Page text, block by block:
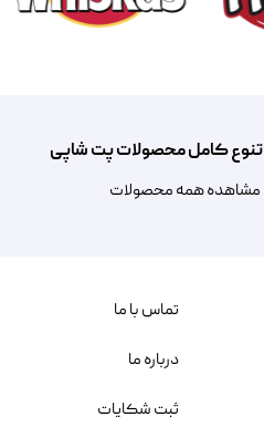
تنوع کامل محصولات پت شاپی
مشاهده همه محصولات
تماس با ما
درباره ما
ثبت شکایات